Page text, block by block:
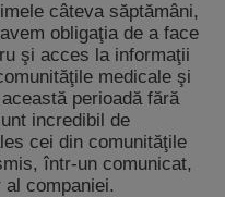
câteva săptămâni,
obligaţia de a face
şi acces la informaţii
medicale şi
perioadă fără
incredibil de
cei din comunităţile
într-un comunicat,
companiei.